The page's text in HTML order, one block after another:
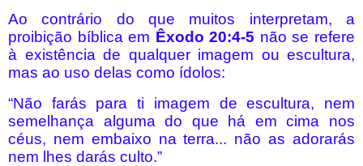
Ao contrário do que muitos interpretam, a
proibição bíblica em Êxodo 20:4-5 não se refere
à existência de qualquer imagem ou escultura,
mas ao uso delas como ídolos:
“Não farás para ti imagem de escultura, nem
semelhança alguma do que há em cima nos
céus, nem embaixo na terra... não as adorarás
nem lhes darás culto.”